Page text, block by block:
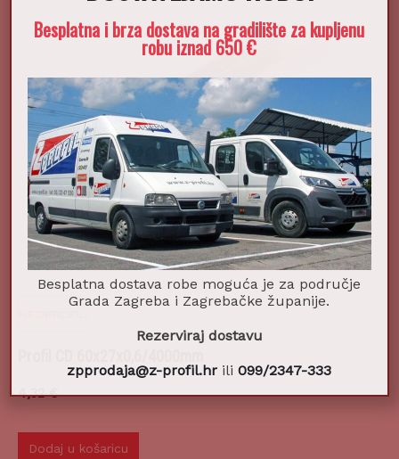
4,32€
Dodaj u košaricu
Besplatna i brza dostava na gradilište za kupljenu
robu iznad 650 €
Besplatna dostava robe moguća je za područje
Grada Zagreba i Zagrebačke županije.
Rezerviraj dostavu
zpprodaja@z-profil.hr ili099/2347-333